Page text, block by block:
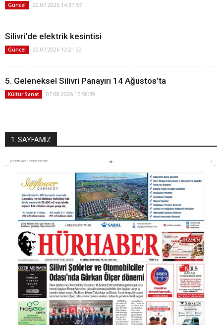
Güncel 20.07.2026 14:37:57
Silivri'de elektrik kesintisi
Güncel 20.07.2026 13:21:32
5. Geleneksel Silivri Panayırı 14 Ağustos’ta
Kültür Sanat 07.08.2026 15:58:39
1. SAYFAMIZ